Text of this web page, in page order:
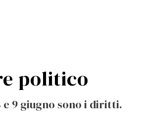
politico
9 giugno sono i diritti.